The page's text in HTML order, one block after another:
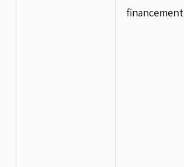
financement